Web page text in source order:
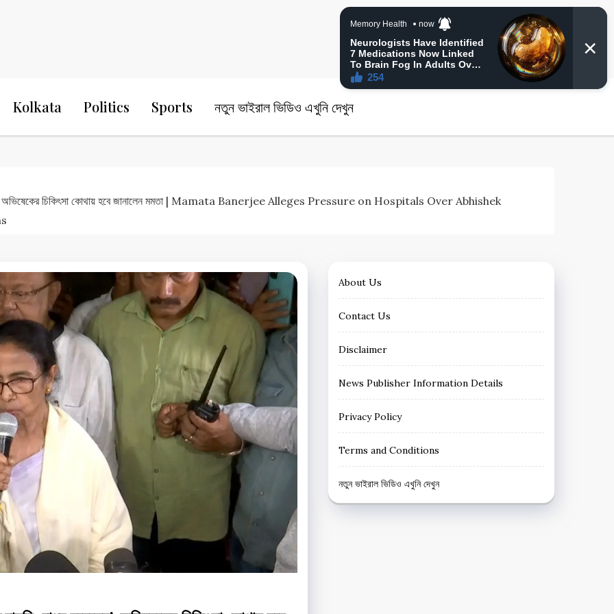
24 Ghanta Bangla News
Kolkata Politics Sports নতুন ভাইরাল ভিডিও এখুনি দেখুন
অভিষেকের চিকিৎসা কোথায় হবে জানালেন মমতা | Mamata Banerjee Alleges Pressure on Hospitals Over Abhishek
About Us
Contact Us
Disclaimer
News Publisher Information Details
Privacy Policy
Terms and Conditions
নতুন ভাইরাল ভিডিও এখুনি দেখুন